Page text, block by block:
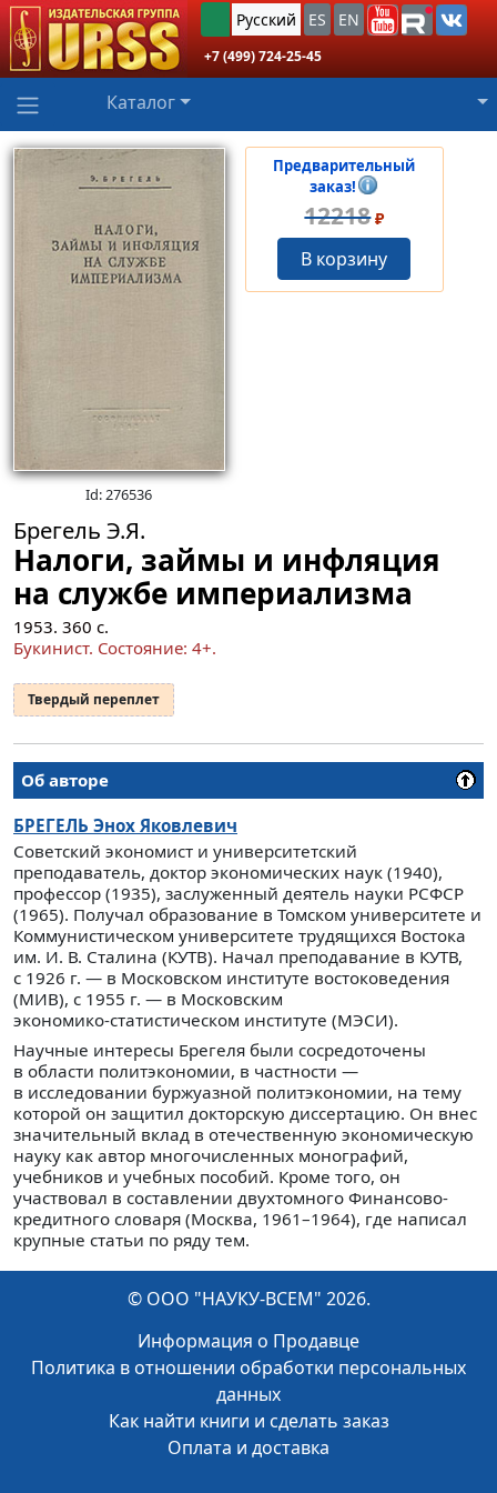
Русский ES EN
+7 (499) 724-25-45
Каталог
Id: 276536
Предварительный
заказ!
12218₽
В корзину
Брегель Э.Я.
Налоги, займы и инфляция
на службе империализма
1953. 360 с.
Букинист. Состояние: 4+.
Твердый переплет
Об авторе
БРЕГЕЛЬ Энох Яковлевич
Советский экономист и университетский
преподаватель, доктор экономических наук (1940),
профессор (1935), заслуженный деятель науки РСФСР
(1965). Получал образование в Томском университете и
Коммунистическом университете трудящихся Востока
им. И. В. Сталина (КУТВ). Начал преподавание в КУТВ,
с 1926 г. — в Московском институте востоковедения
(МИВ), с 1955 г. — в Московским
экономико‑статистическом институте (МЭСИ).
Научные интересы Брегеля были сосредоточены
в области политэкономии, в частности —
в исследовании буржуазной политэкономии, на тему
которой он защитил докторскую диссертацию. Он внес
значительный вклад в отечественную экономическую
науку как автор многочисленных монографий,
учебников и учебных пособий. Кроме того, он
участвовал в составлении двухтомного Финансово-
кредитного словаря (Москва, 1961–1964), где написал
крупные статьи по ряду тем.
© ООО "НАУКУ-ВСЕМ" 2026.
Информация о Продавце
Политика в отношении обработки персональных
данных
Как найти книги и сделать заказ
Оплата и доставка